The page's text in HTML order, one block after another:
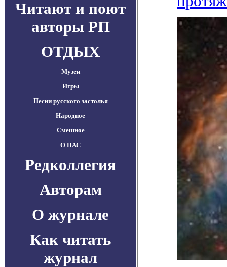
Читают и поют
авторы РП
ОТДЫХ
Музеи
Игры
Песни русского застолья
Народное
Смешное
О НАС
Редколлегия
Авторам
О журнале
Как читать
журнал